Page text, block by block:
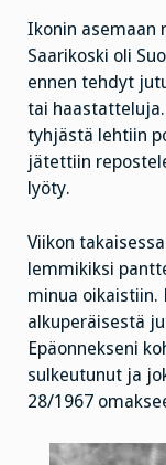
Ikonin asemaan
Saarikoski oli
ennen tehdyt
tai
tyhjästä lehtiin
jätettiin
lyöty.
Viikon
lemmikiksi
minua oikaistiin.
alkuperäisestä
Epäonnekseni
sulkeutunut ja
28/1967